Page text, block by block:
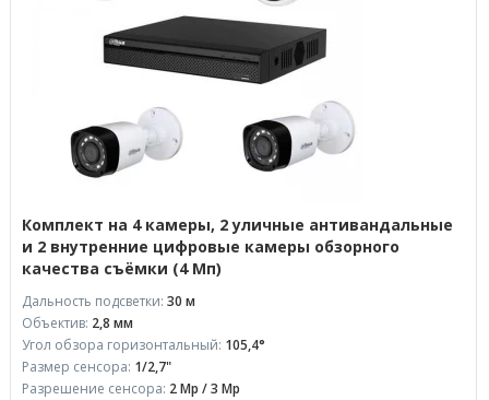
Комплект на 4 камеры, 2 уличные антивандальные
и 2 внутренние цифровые камеры обзорного
качества съёмки (4 Мп)
Дальность подсветки: 30 м
Объектив: 2,8 мм
Угол обзора горизонтальный: 105,4°
Размер сенсора: 1/2,7"
Разрешение сенсора: 2 Mp / 3 Mp